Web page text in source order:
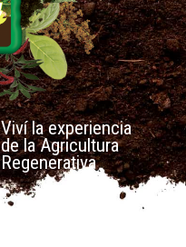
Viví la experiencia
de la Agricultura
Regenerativa